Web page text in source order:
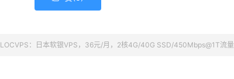
LOCVPS：日本软银VPS，36元/月，2核4G/40G SSD/450Mbps@1T流量